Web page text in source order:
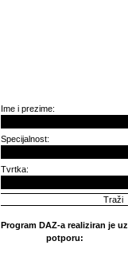
Ime i prezime:
Specijalnost:
Tvrtka:
Program DAZ-a realiziran je uz
potporu: